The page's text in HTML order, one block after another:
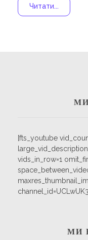
Читати...
МИ
[fts_youtube
vids_in_row=1
МИ